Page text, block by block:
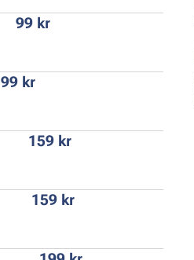
99 kr
99 kr
159 kr
159 kr